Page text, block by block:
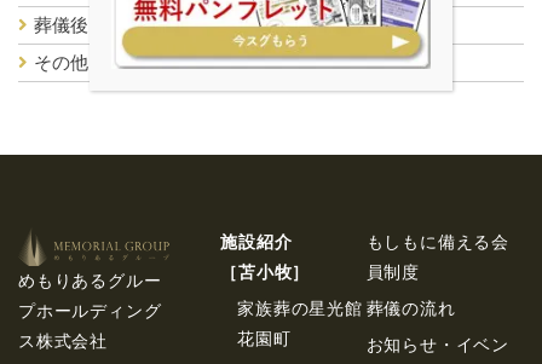
葬儀後について(※使用しない)
その他
めもりあるグルー
プホールディング
ス株式会社
施設紹介
［苫⼩牧］
家族葬の星光館
花園町
もしもに備える会
員制度
葬儀の流れ
お知らせ・イベン